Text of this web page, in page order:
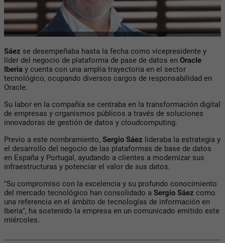
Sáez se desempeñaba hasta la fecha como vicepresidente y
líder del negocio de plataforma de pase de datos en Oracle
Iberia y cuenta con una amplia trayectoria en el sector
tecnológico, ocupando diversos cargos de responsabilidad en
Oracle.
Su labor en la compañía se centraba en la transformación digital
de empresas y organismos públicos a través de soluciones
innovadoras de gestión de datos y cloudcomputing.
Previo a este nombramiento, Sergio Sáez lideraba la estrategia y
el desarrollo del negocio de las plataformas de base de datos
en España y Portugal, ayudando a clientes a modernizar sus
infraestructuras y potenciar el valor de sus datos.
"Su compromiso con la excelencia y su profundo conocimiento
del mercado tecnológico han consolidado a Sergio Sáez como
una referencia en el ámbito de tecnologías de información en
Iberia", ha sostenido la empresa en un comunicado emitido este
miércoles.